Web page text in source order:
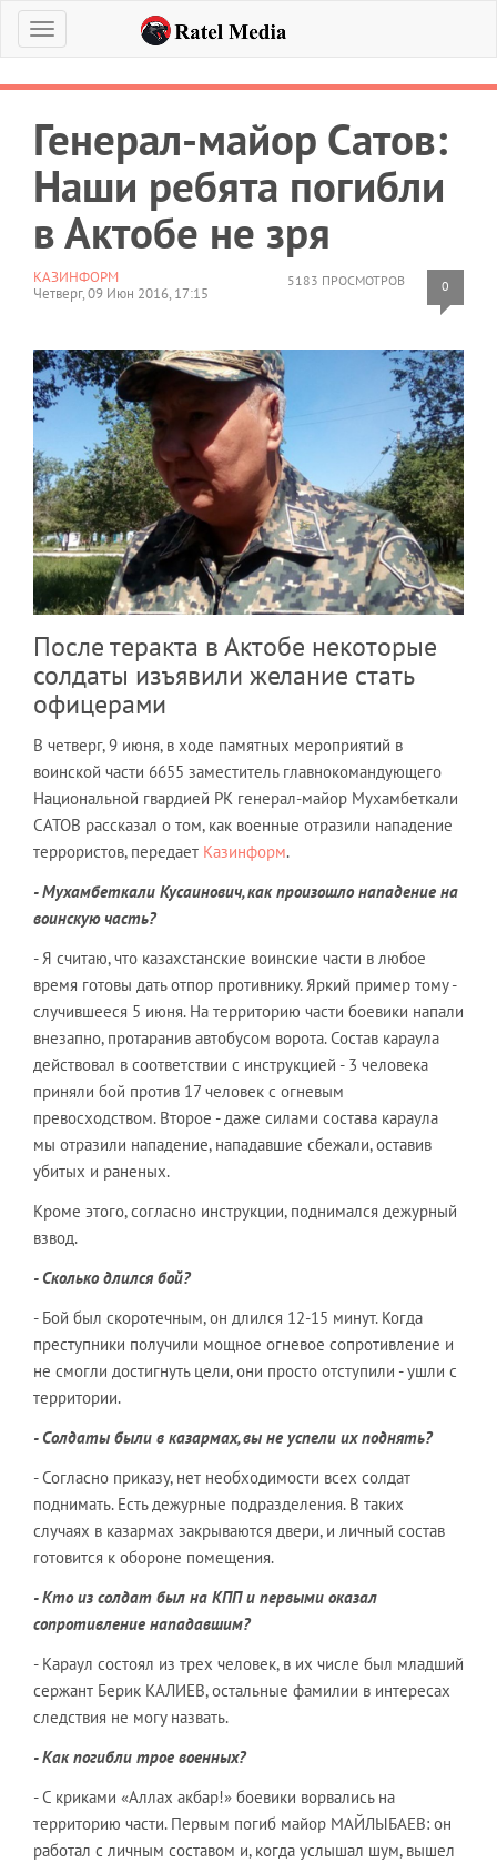
Меню
Генерал-майор Сатов:
Наши ребята погибли
в Актобе не зря
5183 ПРОСМОТРОВ 0
КАЗИНФОРМ
Четверг, 09 Июн 2016, 17:15
После теракта в Актобе некоторые
солдаты изъявили желание стать
офицерами
В четверг, 9 июня, в ходе памятных мероприятий в
воинской части 6655 заместитель главнокомандующего
Национальной гвардией РК генерал-майор Мухамбеткали
САТОВ рассказал о том, как военные отразили нападение
террористов, передает Казинформ.
- Мухамбеткали Кусаинович, как произошло нападение на
воинскую часть?
- Я считаю, что казахстанские воинские части в любое
время готовы дать отпор противнику. Яркий пример тому -
случившееся 5 июня. На территорию части боевики напали
внезапно, протаранив автобусом ворота. Состав караула
действовал в соответствии с инструкцией - 3 человека
приняли бой против 17 человек с огневым
превосходством. Второе - даже силами состава караула
мы отразили нападение, нападавшие сбежали, оставив
убитых и раненых.
Кроме этого, согласно инструкции, поднимался дежурный
взвод.
- Сколько длился бой?
- Бой был скоротечным, он длился 12-15 минут. Когда
преступники получили мощное огневое сопротивление и
не смогли достигнуть цели, они просто отступили - ушли с
территории.
- Солдаты были в казармах, вы не успели их поднять?
- Согласно приказу, нет необходимости всех солдат
поднимать. Есть дежурные подразделения. В таких
случаях в казармах закрываются двери, и личный состав
готовится к обороне помещения.
- Кто из солдат был на КПП и первыми оказал
сопротивление нападавшим?
- Караул состоял из трех человек, в их числе был младший
сержант Берик КАЛИЕВ, остальные фамилии в интересах
следствия не могу назвать.
- Как погибли трое военных?
- С криками «Аллах акбар!» боевики ворвались на
территорию части. Первым погиб майор МАЙЛЫБАЕВ: он
работал с личным составом и, когда услышал шум, вышел